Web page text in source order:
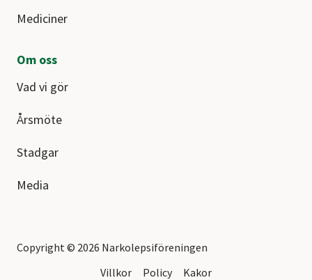
Mediciner
Om oss
Vad vi gör
Årsmöte
Stadgar
Media
Copyright © 2026 Narkolepsiföreningen
Villkor
Policy Kakor